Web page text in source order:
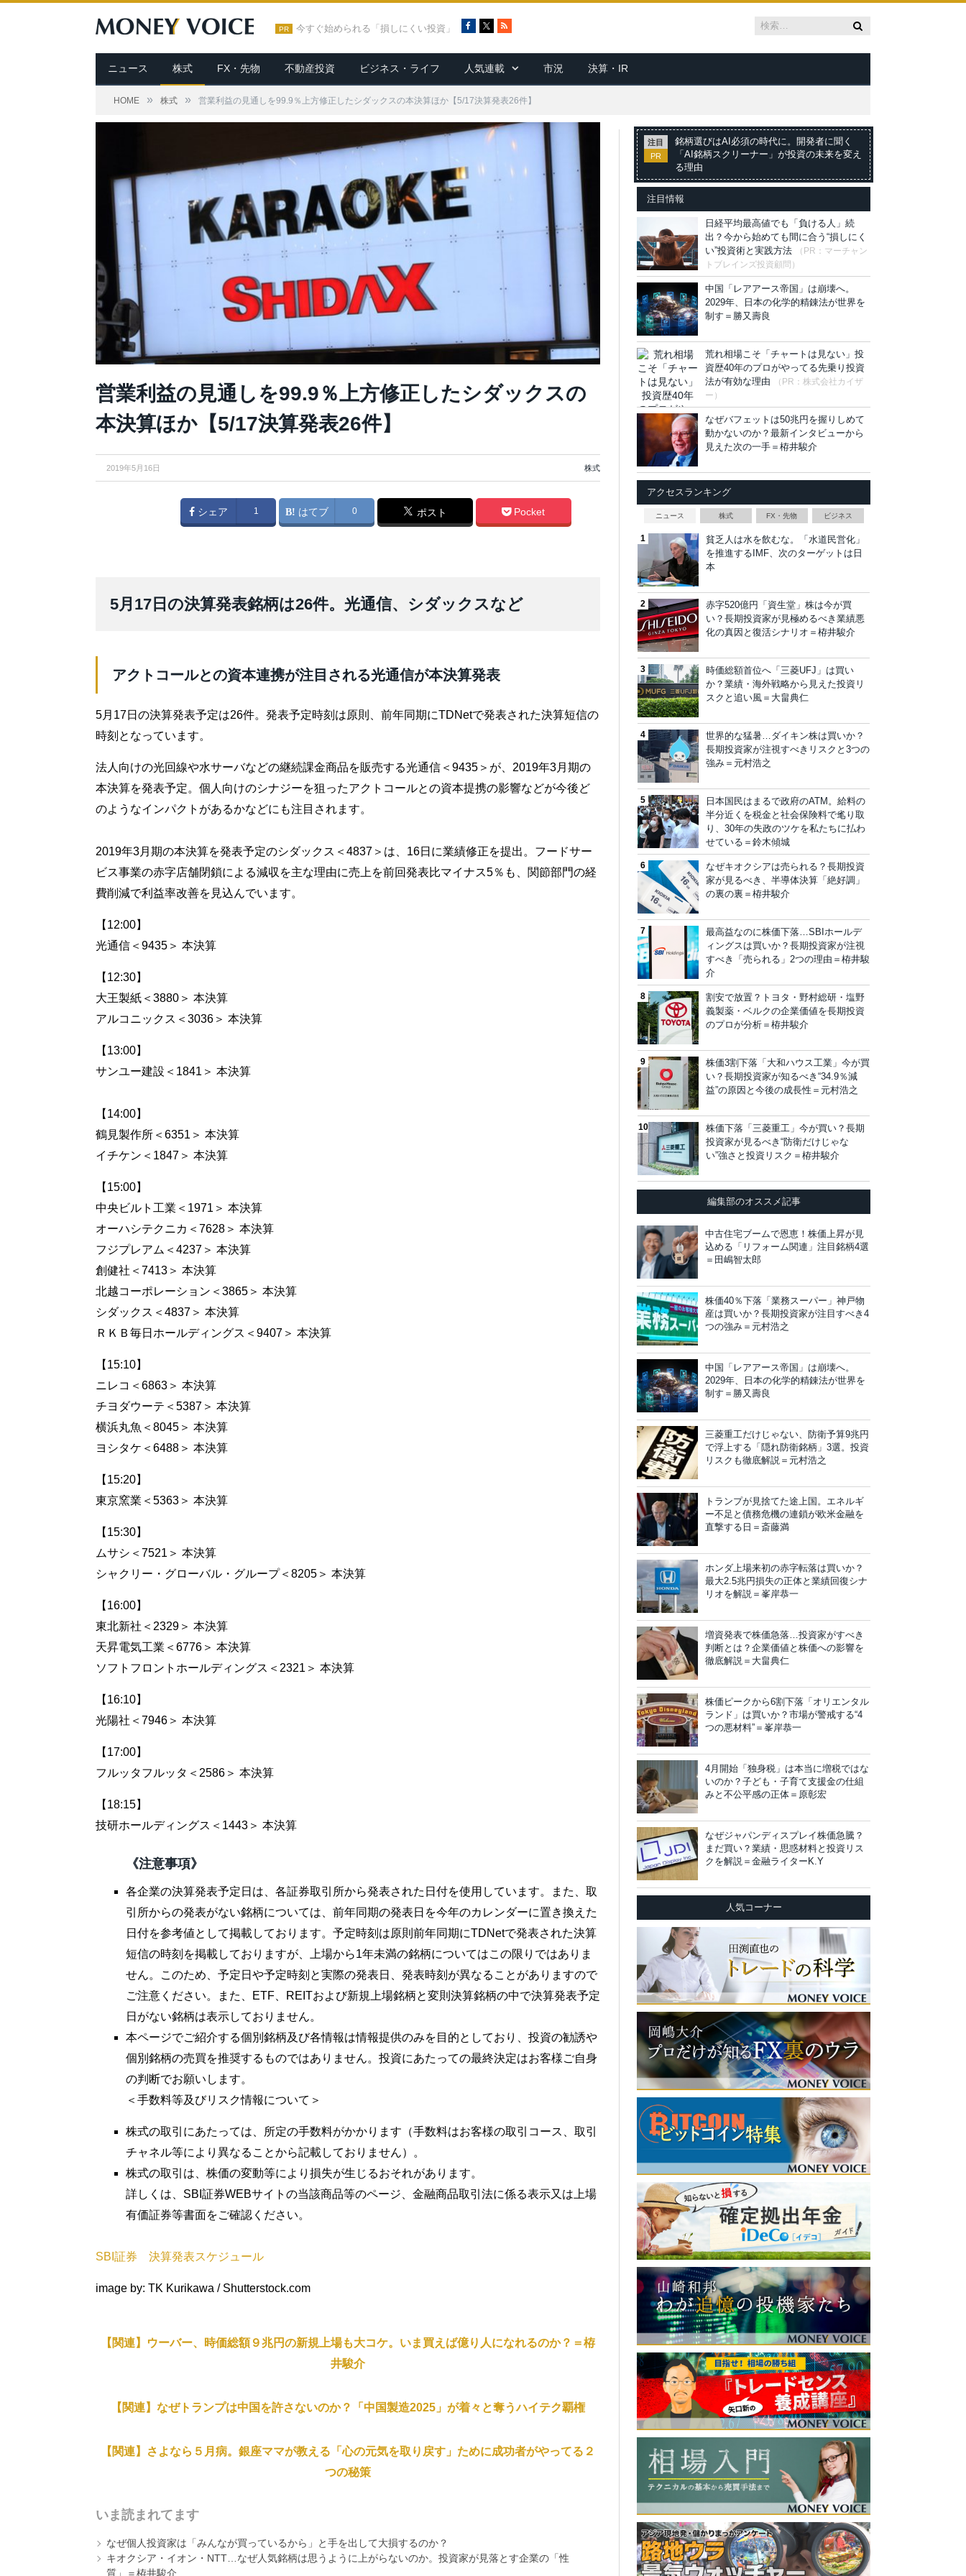
PR 今すぐ始められる「損しにくい投資」
c
e
b
o
R
S
ニュース 株式 FX・先物 不動産投資 ビジネス・ライフ 人気連載 市況 決算・IR
HOME » 株式 » 営業利益の見通しを99.9％上方修正したシダックスの本決算ほか【5/17決算発表26件】
営業利益の見通しを99.9％上方修正したシダックスの
本決算ほか【5/17決算発表26件】
2019年5月16日 株式
シェア 1 はてブ 0 ポスト Pocket
5月17日の決算発表銘柄は26件。光通信、シダックスなど
アクトコールとの資本連携が注目される光通信が本決算発表
5月17日の決算発表予定は26件。発表予定時刻は原則、前年同期にTDNetで発表された決算短信の
時刻となっています。
法人向けの光回線や水サーバなどの継続課金商品を販売する光通信＜9435＞が、2019年3月期の
本決算を発表予定。個人向けのシナジーを狙ったアクトコールとの資本提携の影響などが今後ど
のようなインパクトがあるかなどにも注目されます。
2019年3月期の本決算を発表予定のシダックス＜4837＞は、16日に業績修正を提出。フードサー
ビス事業の赤字店舗閉鎖による減収を主な理由に売上を前回発表比マイナス5％も、関節部門の経
費削減で利益率改善を見込んでいます。
【12:00】
光通信＜9435＞ 本決算
【12:30】
大王製紙＜3880＞ 本決算
アルコニックス＜3036＞ 本決算
【13:00】
サンユー建設＜1841＞ 本決算
【14:00】
鶴見製作所＜6351＞ 本決算
イチケン＜1847＞ 本決算
【15:00】
中央ビルト工業＜1971＞ 本決算
オーハシテクニカ＜7628＞ 本決算
フジプレアム＜4237＞ 本決算
創健社＜7413＞ 本決算
北越コーポレーション＜3865＞ 本決算
シダックス＜4837＞ 本決算
ＲＫＢ毎日ホールディングス＜9407＞ 本決算
【15:10】
ニレコ＜6863＞ 本決算
チヨダウーテ＜5387＞ 本決算
横浜丸魚＜8045＞ 本決算
ヨシタケ＜6488＞ 本決算
【15:20】
東京窯業＜5363＞ 本決算
【15:30】
ムサシ＜7521＞ 本決算
シャクリー・グローバル・グループ＜8205＞ 本決算
【16:00】
東北新社＜2329＞ 本決算
天昇電気工業＜6776＞ 本決算
ソフトフロントホールディングス＜2321＞ 本決算
【16:10】
光陽社＜7946＞ 本決算
【17:00】
フルッタフルッタ＜2586＞ 本決算
【18:15】
技研ホールディングス＜1443＞ 本決算
《注意事項》
各企業の決算発表予定日は、各証券取引所から発表された日付を使用しています。また、取
引所からの発表がない銘柄については、前年同期の発表日を今年のカレンダーに置き換えた
日付を参考値として掲載しております。予定時刻は原則前年同期にTDNetで発表された決算
短信の時刻を掲載しておりますが、上場から1年未満の銘柄についてはこの限りではありま
せん。このため、予定日や予定時刻と実際の発表日、発表時刻が異なることがありますので
ご注意ください。また、ETF、REITおよび新規上場銘柄と変則決算銘柄の中で決算発表予定
日がない銘柄は表示しておりません。
本ページでご紹介する個別銘柄及び各情報は情報提供のみを目的としており、投資の勧誘や
個別銘柄の売買を推奨するものではありません。投資にあたっての最終決定はお客様ご自身
の判断でお願いします。
＜手数料等及びリスク情報について＞
株式の取引にあたっては、所定の手数料がかかります（手数料はお客様の取引コース、取引
チャネル等により異なることから記載しておりません）。
株式の取引は、株価の変動等により損失が生じるおそれがあります。
詳しくは、SBI証券WEBサイトの当該商品等のページ、金融商品取引法に係る表示又は上場
有価証券等書面をご確認ください。
SBI証券 決算発表スケジュール
image by: TK Kurikawa / Shutterstock.com
【関連】ウーバー、時価総額９兆円の新規上場も大コケ。いま買えば億り人になれるのか？＝栫
井駿介
【関連】なぜトランプは中国を許さないのか？「中国製造2025」が着々と奪うハイテク覇権
【関連】さよなら５月病。銀座ママが教える「心の元気を取り戻す」ために成功者がやってる２
つの秘策
いま読まれてます
なぜ個人投資家は「みんなが買っているから」と手を出して大損するのか？
キオクシア・イオン・NTT…なぜ人気銘柄は思うように上がらないのか。投資家が見落とす企業の「性
質」＝栫井駿介
注目
PR
銘柄選びはAI必須の時代に。開発者に聞く
「AI銘柄スクリーナー」が投資の未来を変え
る理由
注目情報
日経平均最高値でも「負ける人」続
出？今から始めても間に合う“損しにく
い”投資術と実践方法
（PR：マーチャン
トブレインズ投資顧問）
中国「レアアース帝国」は崩壊へ。
2029年、日本の化学的精錬法が世界を
制す＝勝又壽良
荒れ相場こそ「チャートは見ない」投
資歴40年のプロがやってる先乗り投資
法が有効な理由
（PR：株式会社カイザ
ー）
なぜバフェットは50兆円を握りしめて
動かないのか？最新インタビューから
見えた次の一手＝栫井駿介
アクセスランキング
ニュース 株式 FX・先物 ビジネス
貧乏人は水を飲むな。「水道民営化」
を推進するIMF、次のターゲットは日
本
赤字520億円「資生堂」株は今が買
い？長期投資家が見極めるべき業績悪
化の真因と復活シナリオ＝栫井駿介
時価総額首位へ「三菱UFJ」は買い
か？業績・海外戦略から見えた投資リ
スクと追い風＝大畠典仁
世界的な猛暑…ダイキン株は買いか？
長期投資家が注視すべきリスクと3つの
強み＝元村浩之
日本国民はまるで政府のATM。給料の
半分近くを税金と社会保険料で毟り取
り、30年の失政のツケを私たちに払わ
せている＝鈴木傾城
なぜキオクシアは売られる？長期投資
家が見るべき、半導体決算「絶好調」
の裏の裏＝栫井駿介
最高益なのに株価下落…SBIホールデ
ィングスは買いか？長期投資家が注視
すべき「売られる」2つの理由＝栫井駿
介
割安で放置？トヨタ・野村総研・塩野
義製薬・ベルクの企業価値を長期投資
のプロが分析＝栫井駿介
株価3割下落「大和ハウス工業」今が買
い？長期投資家が知るべき“34.9％減
益”の原因と今後の成長性＝元村浩之
株価下落「三菱重工」今が買い？長期
投資家が見るべき“防衛だけじゃな
い”強さと投資リスク＝栫井駿介
編集部のオススメ記事
中古住宅ブームで恩恵！株価上昇が見
込める「リフォーム関連」注目銘柄4選
＝田嶋智太郎
株価40％下落「業務スーパー」神戸物
産は買いか？長期投資家が注目すべき4
つの強み＝元村浩之
中国「レアアース帝国」は崩壊へ。
2029年、日本の化学的精錬法が世界を
制す＝勝又壽良
三菱重工だけじゃない、防衛予算9兆円
で浮上する「隠れ防衛銘柄」3選。投資
リスクも徹底解説＝元村浩之
トランプが見捨てた途上国。エネルギ
ー不足と債務危機の連鎖が欧米金融を
直撃する日＝斎藤満
ホンダ上場来初の赤字転落は買いか？
最大2.5兆円損失の正体と業績回復シナ
リオを解説＝峯岸恭一
増資発表で株価急落…投資家がすべき
判断とは？企業価値と株価への影響を
徹底解説＝大畠典仁
株価ピークから6割下落「オリエンタル
ランド」は買いか？市場が警戒する“4
つの悪材料”＝峯岸恭一
4月開始「独身税」は本当に増税ではな
いのか？子ども・子育て支援金の仕組
みと不公平感の正体＝原彰宏
なぜジャパンディスプレイ株価急騰？
まだ買い？業績・思惑材料と投資リス
クを解説＝金融ライターK.Y
人気コーナー